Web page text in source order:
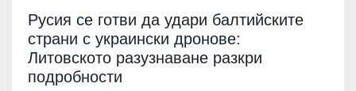
Русия се готви да удари балтийските
страни с украински дронове:
Литовското разузнаване разкри
подробности